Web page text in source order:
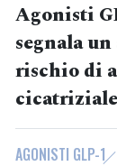
Agonisti
segnala
rischio di
cicatriziale
AGONISTI GLP-1